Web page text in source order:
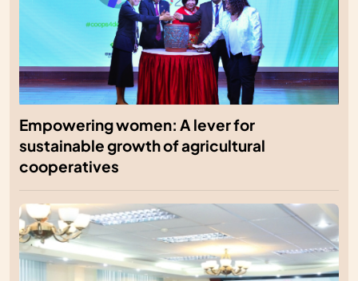
Empowering women: A lever for
sustainable growth of agricultural
cooperatives